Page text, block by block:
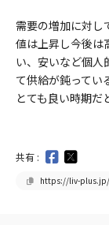
需要の増加に対し
値は上昇し今後は
い、安いなど個人
て供給が鈍ってい
とても良い時期だ
共有 :
https://liv-